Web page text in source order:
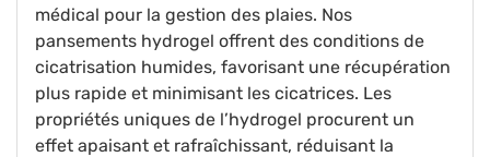
médical pour la gestion des plaies. Nos
pansements hydrogel offrent des conditions de
cicatrisation humides, favorisant une récupération
plus rapide et minimisant les cicatrices. Les
propriétés uniques de l’hydrogel procurent un
effet apaisant et rafraîchissant, réduisant la